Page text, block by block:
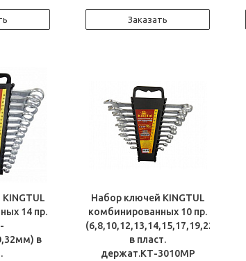
Заказать
14 пр.
в
Набор ключей KINGTUL
комбинированных 10 пр.
(6,8,10,12,13,14,15,17,19,22мм)
в пласт.
держат.КТ-3010МР